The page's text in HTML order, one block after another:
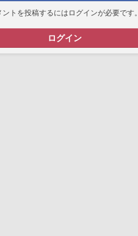
ントを投稿するにはログインが必要です。
ログイン